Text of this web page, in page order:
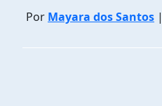
Por Mayara dos Santos